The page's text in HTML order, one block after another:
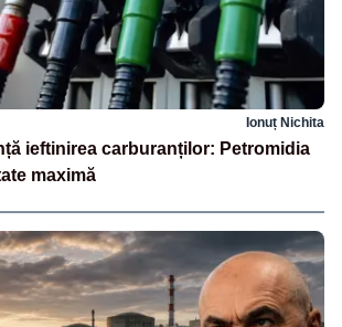
Ionuț Nichita
ieftinirea carburanților: Petromidia
maximă